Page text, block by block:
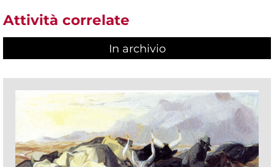
Attività correlate
In archivio